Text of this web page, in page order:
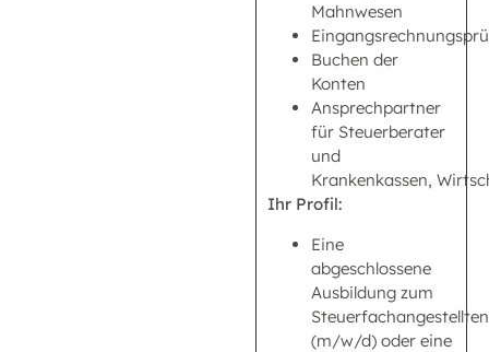
Mahnwesen
Buchen der
Konten
Ansprechpartner
für Steuerberater
und
Krankenkassen,
Ihr Profil:
Eine
abgeschlossene
Ausbildung zum
Steuerfachangestellten
(m/w/d) oder eine